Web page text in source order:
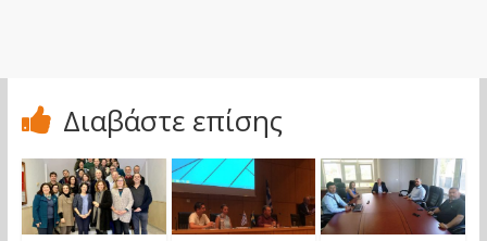
Διαβάστε επίσης